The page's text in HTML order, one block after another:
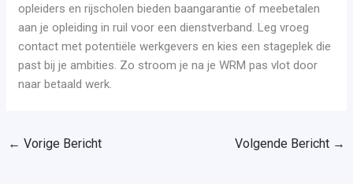
opleiders en rijscholen bieden baangarantie of meebetalen
aan je opleiding in ruil voor een dienstverband. Leg vroeg
contact met potentiële werkgevers en kies een stageplek die
past bij je ambities. Zo stroom je na je WRM pas vlot door
naar betaald werk.
← Vorige Bericht Volgende Bericht →